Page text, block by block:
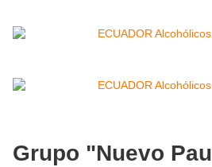
Grupo "Nuevo